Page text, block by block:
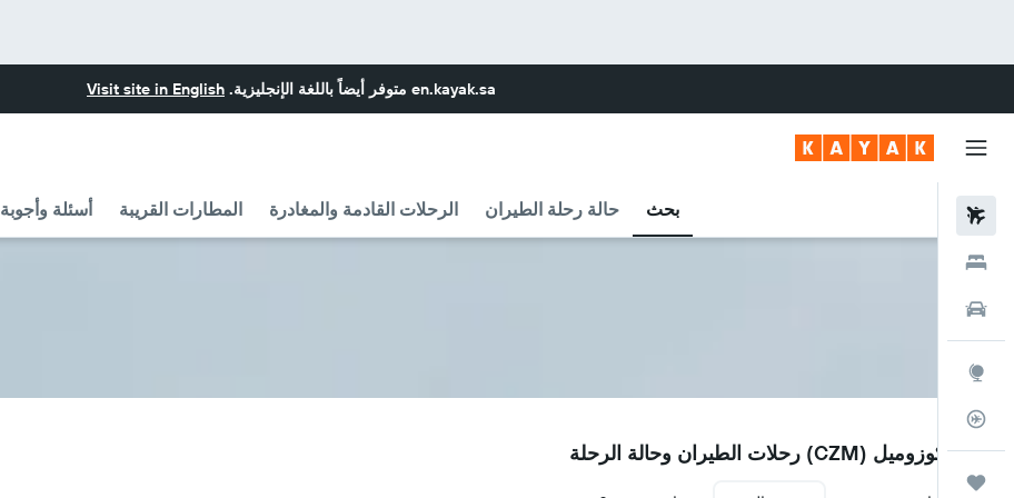
en.kayak.sa متوفر أيضاً باللغة الإنجليزية. Visit site in English
بحث حالة رحلة الطيران الرحلات القادمة والمغادرة المطارات القريبة أسئلة وأجوبة
CZM
مطار كوزوميل (CZM) رحلات الطيران وحالة الرحلة